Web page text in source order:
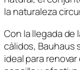
la naturaleza
Con la llegada de
cálidos, Bauhaus
ideal para